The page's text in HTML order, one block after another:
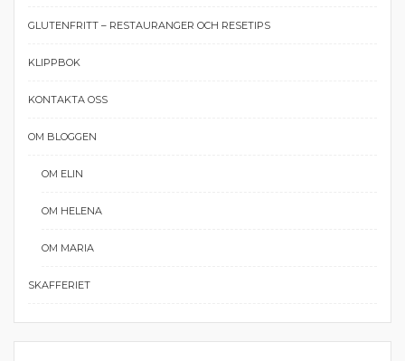
GLUTENFRITT – RESTAURANGER OCH RESETIPS
KLIPPBOK
KONTAKTA OSS
OM BLOGGEN
OM ELIN
OM HELENA
OM MARIA
SKAFFERIET